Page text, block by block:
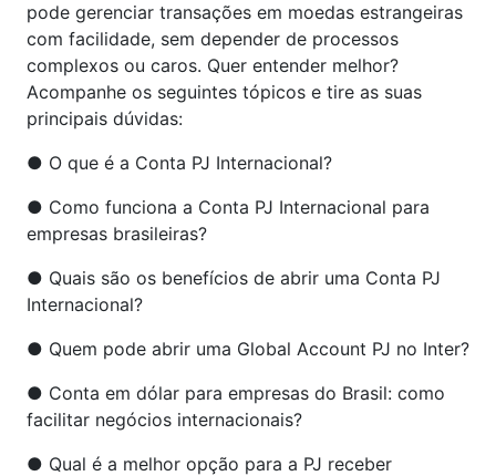
pode gerenciar transações em moedas estrangeiras
com facilidade, sem depender de processos
complexos ou caros. Quer entender melhor?
Acompanhe os seguintes tópicos e tire as suas
principais dúvidas:
● O que é a Conta PJ Internacional?
● Como funciona a Conta PJ Internacional para
empresas brasileiras?
● Quais são os benefícios de abrir uma Conta PJ
Internacional?
● Quem pode abrir uma Global Account PJ no Inter?
● Conta em dólar para empresas do Brasil: como
facilitar negócios internacionais?
● Qual é a melhor opção para a PJ receber